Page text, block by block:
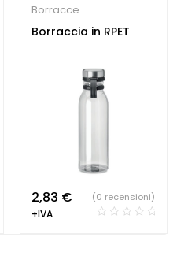
Borracce
Personalizzate
Borraccia in RPET
2,83 €
+IVA
(0 recensioni)